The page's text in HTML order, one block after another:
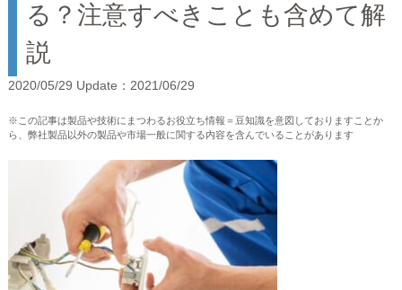
る？注意すべきことも含めて解
説
2020/05/29 Update：2021/06/29
※この記事は製品や技術にまつわるお役立ち情報＝豆知識を意図しておりますことか
ら、弊社製品以外の製品や市場一般に関する内容を含んでいることがあります